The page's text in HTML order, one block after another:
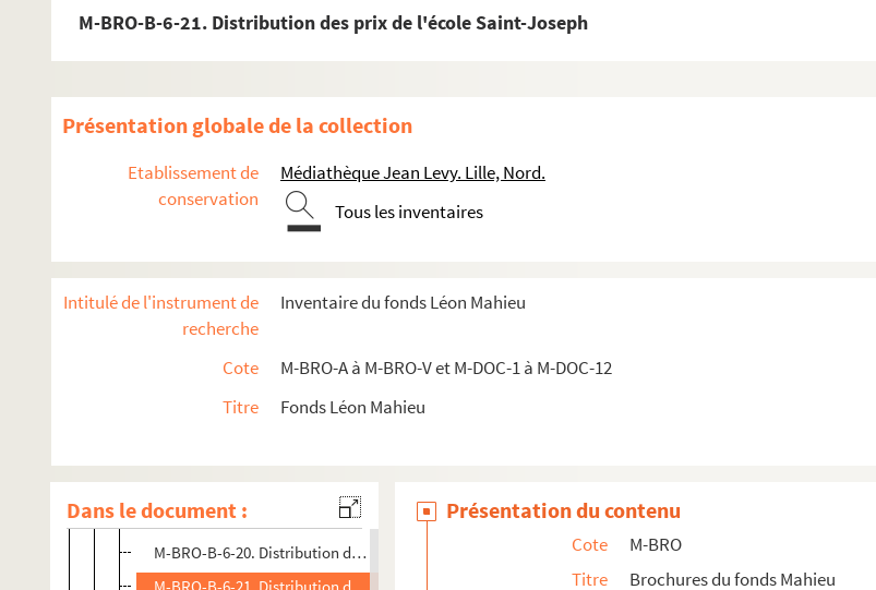
M-BRO-B-6-21. Distribution des prix de l'école Saint-Joseph
Présentation globale de la collection
Etablissement de
conservation
Médiathèque Jean Levy. Lille, Nord.
Tous les inventaires
Intitulé de l'instrument de
recherche
Inventaire du fonds Léon Mahieu
Cote
M-BRO-A à M-BRO-V et M-DOC-1 à M-DOC-12
Titre
Fonds Léon Mahieu
Dans le document :
M-BRO-B-6-4. Rapport du mandataire de l'école catholique des arts et métiers
M-BRO-B-6-7. Distribution des prix de l'école Saint-Joseph
M-BRO-B-6-9. Distribution des prix de l'école Saint-Joseph
M-BRO-B-6-10. Distribution des prix de l'école Saint-Joseph
M-BRO-B-6-12. Distribution des prix de l'école Saint-Joseph
M-BRO-B-6-13. Distribution des prix de l'école Saint-Joseph
M-BRO-B-6-16. Distribution des prix de l'école Saint-Joseph
M-BRO-B-6-18. Distribution des prix de l'école Saint-Joseph
M-BRO-B-6-19. Distribution des prix de l'école Saint-Joseph
M-BRO-B-6-20. Distribution des prix de l'école Saint-Joseph
Présentation du contenu
Cote
M-BRO
Titre
Brochures du fonds Mahieu